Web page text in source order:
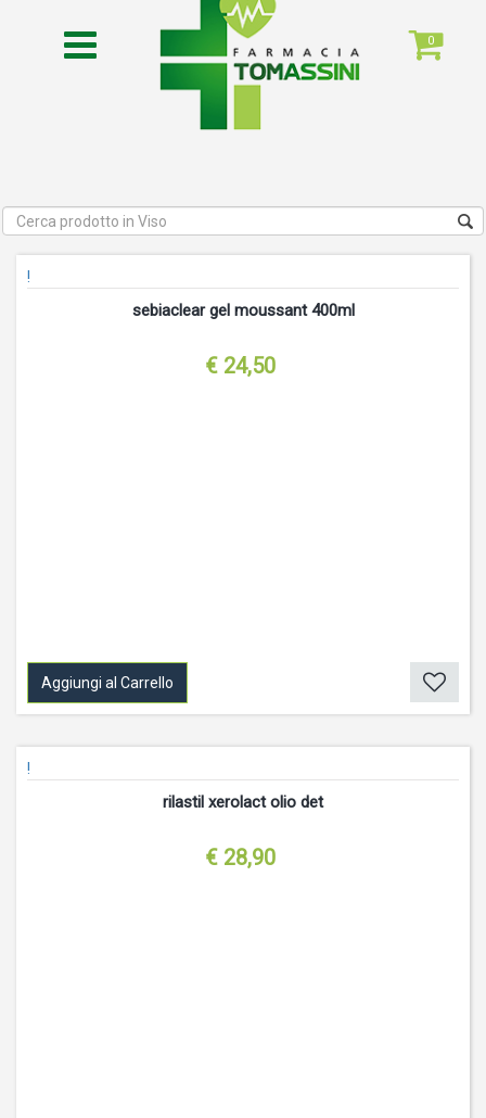
0
!
sebiaclear gel moussant 400ml
€ 24,50
Aggiungi al Carrello
!
rilastil xerolact olio det
€ 28,90